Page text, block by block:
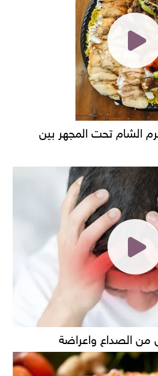
الشام تحت المجهر بين
من الصداع واعراضة